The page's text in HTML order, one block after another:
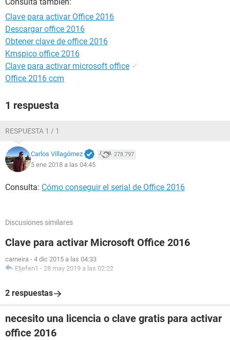
Clave para activar Office 2016
Descargar office 2016
Obtener clave de office 2016
Kmspico office 2016
Clave para activar microsoft office ✓
Office 2016 ccm
1 respuesta
RESPUESTA 1 / 1
Carlos Villagómez 278.797
5 ene 2018 a las 04:45
Consulta: Cómo conseguir el serial de Office 2016
Discusiones similares
Clave para activar Microsoft Office 2016
carneira - 4 dic 2015 a las 04:33
Eljefen1 - 28 may 2019 a las 02:22
2 respuestas
necesito una licencia o clave gratis para activar
office 2016